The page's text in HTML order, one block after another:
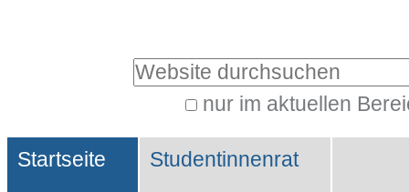
Website durchsuchen
nur im aktuellen
Suche…
Sektionen
Startseite Studentinnenrat